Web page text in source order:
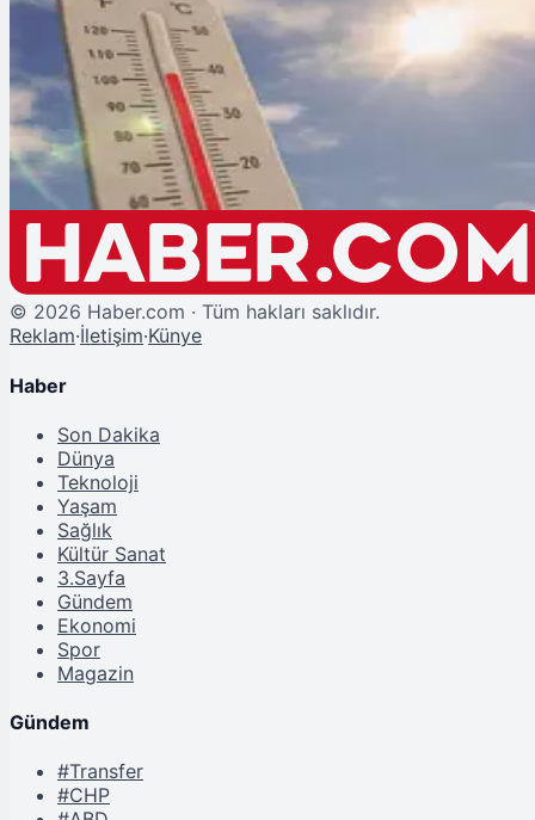
Şu An Okunan
Ne Ege Ne Akdeniz! O Şehir 31 Dereceyi Gördü
© 2026 Haber.com · Tüm hakları saklıdır.
Reklam·İletişim·Künye
Haber
Son Dakika
Dünya
Teknoloji
Yaşam
Sağlık
Kültür Sanat
3.Sayfa
Gündem
Ekonomi
Spor
Magazin
Gündem
#Transfer
#CHP